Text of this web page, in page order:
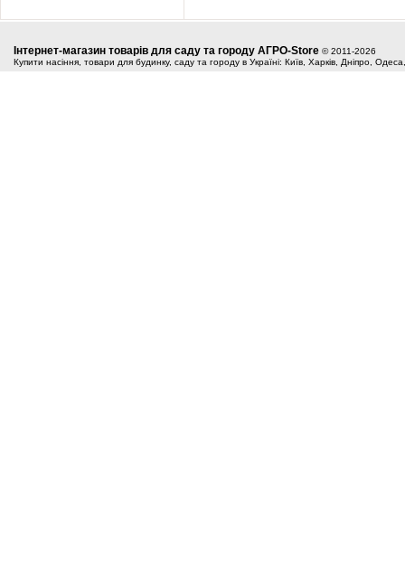
Інтернет-магазин товарів для саду та городу АГРО-Store © 2011-2026
Купити насіння, товари для будинку, саду та городу в Україні: Київ, Харків, Дніпро,